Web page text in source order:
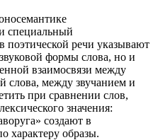
специальный
поэтической речи указывают
формы слова, но и
взаимосвязи между
слова, между звучанием и
при сравнении слов,
значения:
создают в
характеру образы.